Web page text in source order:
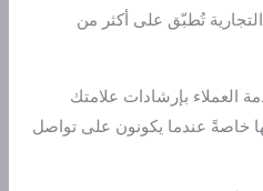
تُطبّق على أكثر من
العملاء بإرشادات علامتك
خاصةً عندما يكونون على تواصل